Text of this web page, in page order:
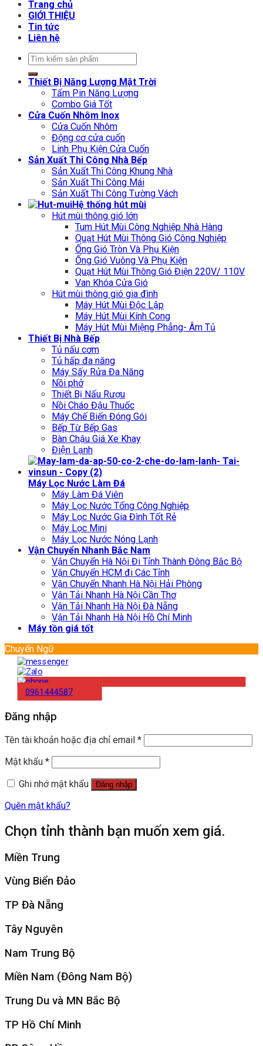
Trang chủ
GIỚI THIỆU
Tin tức
Liên hệ
Tìm
Thiết Bị Năng Lượng Mặt Trời
Tấm Pin Năng Lượng
Combo Giá Tốt
Cửa Cuốn Nhôm Inox
Cửa Cuốn Nhôm
Động cơ cửa cuốn
Linh Phụ Kiện Cửa Cuốn
Sản Xuất Thi Công Nhà Bếp
Sản Xuất Thi Công Khung Nhà
Sản Xuất Thi Công Mái
Sản Xuất Thi Công Tường Vách
Hệ thống hút mùi
Hút mùi thông gió lớn
Tum Hút Mùi Công Nghiệp Nhà Hàng
Quạt Hút Mùi Thông Gió Công Nghiệp
Ống Gió Tròn Và Phụ Kiện
Ống Gió Vuông Và Phụ Kiện
Quạt Hút Mùi Thông Gió Điện 220V/ 110V
Van Khóa Cửa Gió
Hút mùi thông gió gia đình
Máy Hút Mùi Độc Lập
Máy Hút Mùi Kính Cong
Máy Hút Mùi Miệng Phẳng- Âm Tủ
Thiết Bị Nhà Bếp
Tủ nấu cơm
Tủ hấp đa năng
Máy Sấy Rửa Đa Năng
Nồi phở
Thiết Bị Nấu Rượu
Nồi Cháo Đậu Thuốc
Máy Chế Biến Đóng Gói
Bếp Từ Bếp Gas
Bàn Chậu Giá Xe Khay
Điện Lạnh
Máy Lọc Nước Làm Đá
Máy Làm Đá Viên
Máy Lọc Nước Tổng Công Nghiệp
Máy Lọc Nước Gia Đình Tốt Rẻ
Máy Lọc Mini
Máy Lọc Nước Nóng Lạnh
Vận Chuyển Nhanh Bắc Nam
Vận Chuyển Hà Nội Đi Tỉnh Thành Đông Bắc Bộ
Vận Chuyển HCM đi Các Tỉnh
Vận Chuyển Nhanh Hà Nội Hải Phòng
Vận Tải Nhanh Hà Nội Cần Thơ
Vận Tải Nhanh Hà Nội Đà Nẵng
Vận Tải Nhanh Hà Nội Hồ Chí Minh
Máy tồn giá tốt
Chuyển Ngữ
0961444587
Đăng nhập
Tên tài khoản hoặc địa chỉ email *
Mật khẩu *
Ghi nhớ mật khẩu
Đăng nhập
Quên mật khẩu?
Chọn tỉnh thành bạn muốn xem giá.
Miền Trung
Vùng Biển Đảo
TP Đà Nẵng
Tây Nguyên
Nam Trung Bộ
Miền Nam (Đông Nam Bộ)
Trung Du và MN Bắc Bộ
TP Hồ Chí Minh